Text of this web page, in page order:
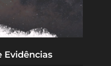
Evidências